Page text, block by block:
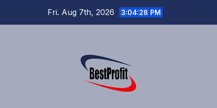
Fri. Aug 7th, 2026 3:04:29 PM